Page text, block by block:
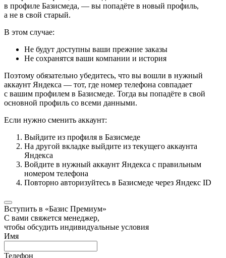
в профиле Базисмеда, — вы попадёте в новый профиль,
а не в свой старый.
В этом случае:
Не будут доступны ваши прежние заказы
Не сохранятся ваши компании и история
Поэтому обязательно убедитесь, что вы вошли в нужный
аккаунт Яндекса — тот, где номер телефона совпадает
с вашим профилем в Базисмеде. Тогда вы попадёте в свой
основной профиль со всеми данными.
Если нужно сменить аккаунт:
Выйдите из профиля в Базисмеде
На другой вкладке выйдите из текущего аккаунта
Яндекса
Войдите в нужный аккаунт Яндекса с правильным
номером телефона
Повторно авторизуйтесь в Базисмеде через Яндекс ID
Вступить в «Базис Премиум»
С вами свяжется менеджер,
чтобы обсудить индивидуальные условия
Имя
Телефон